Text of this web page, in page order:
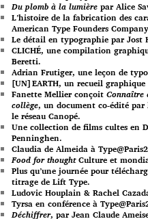
Du plomb à la lumière par Alice
L’histoire de la fabrication des
American Type Founders
Le détail en typographie par Jost
CLICHÉ, une compilation
Beretti.
Adrian Frutiger, une leçon de
[UN]EARTH, un recueil
Fanette Mellier conçoit Connaître
collège, un document co-édité
le réseau Canopé.
Une collection de films cultes en
Penninghen.
Claudia de Almeida à
Food for thoughtCulture et
Plus qu’une journée pour
titrage de Lift Type.
Ludovic Houplain & Rachel
Tyrsa en conférence à
Déchiffrer, par Jean Claude